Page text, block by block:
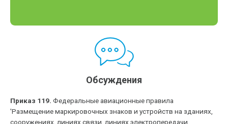
Обсуждения
Приказ 119. Федеральные авиационные правила
'Размещение маркировочных знаков и устройств на зданиях,
сооружениях, линиях связи, линиях электропередачи,